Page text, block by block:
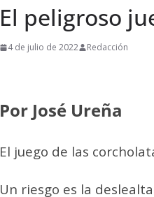
El peligroso
4 de julio de 2022 Redacción
Por José Ureña
El juego de las
Un riesgo es la